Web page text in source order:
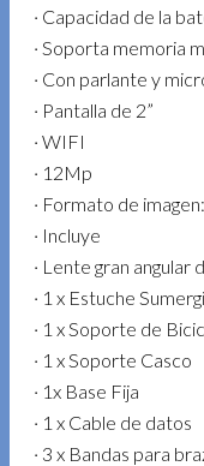
· Capacidad de la
· Soporta memoria
· Con parlante y
· Pantalla de 2”
· WIFI
· 12Mp
· Formato de
· Incluye
· Lente gran angular
· 1 x Estuche
· 1 x Soporte de
· 1 x Soporte Casco
· 1x Base Fija
· 1 x Cable de datos
· 3 x Bandas para